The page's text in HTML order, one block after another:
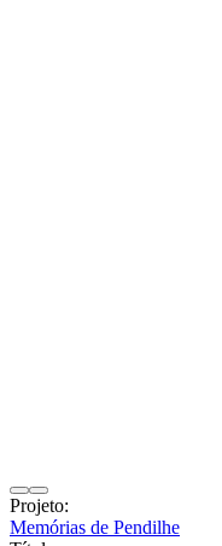
Projeto:
Memórias de Pendilhe